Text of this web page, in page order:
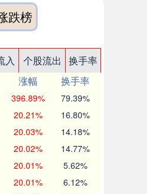
跌榜
入 个股流出
换手率
涨幅
换手率
396.89% 79.39%
20.21% 16.80%
20.03% 14.18%
20.02% 14.77%
20.01% 5.62%
20.01% 6.12%